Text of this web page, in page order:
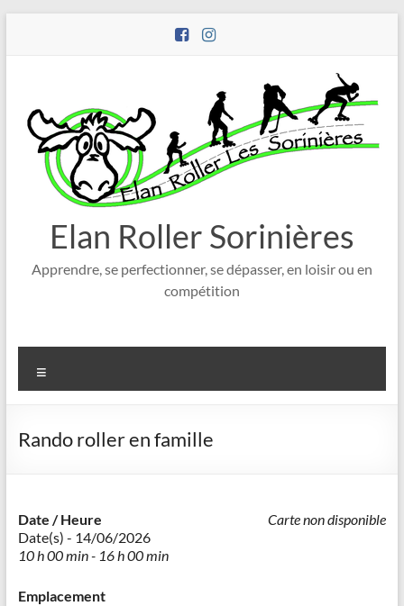
Elan Roller Sorinières
Apprendre, se perfectionner, se dépasser, en loisir ou en
compétition
Rando roller en famille
Carte non disponible
Date / Heure
Date(s) - 14/06/2026
10 h 00 min - 16 h 00 min
Emplacement